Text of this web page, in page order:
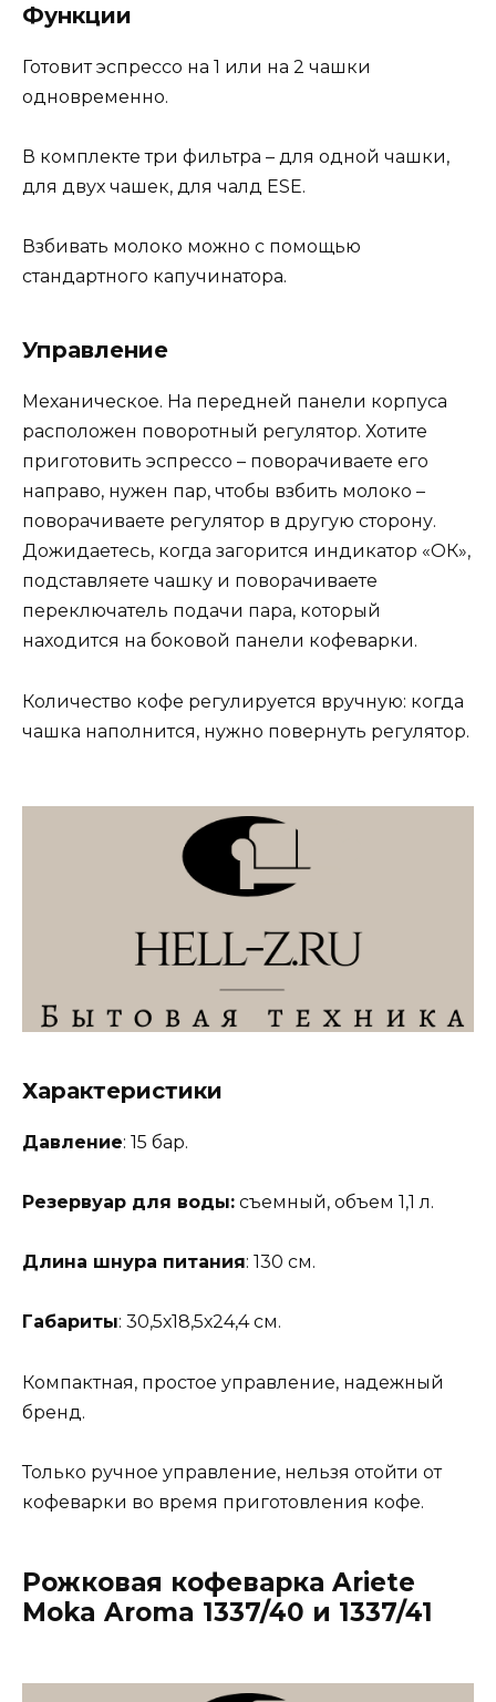
Функции
Готовит эспрессо на 1 или на 2 чашки
одновременно.
В комплекте три фильтра – для одной чашки,
для двух чашек, для чалд ESE.
Взбивать молоко можно с помощью
стандартного капучинатора.
Управление
Механическое. На передней панели корпуса
расположен поворотный регулятор. Хотите
приготовить эспрессо – поворачиваете его
направо, нужен пар, чтобы взбить молоко –
поворачиваете регулятор в другую сторону.
Дожидаетесь, когда загорится индикатор «ОК»,
подставляете чашку и поворачиваете
переключатель подачи пара, который
находится на боковой панели кофеварки.
Количество кофе регулируется вручную: когда
чашка наполнится, нужно повернуть регулятор.
Характеристики
Давление: 15 бар.
Резервуар для воды: съемный, объем 1,1 л.
Длина шнура питания: 130 см.
Габариты: 30,5х18,5х24,4 см.
Компактная, простое управление, надежный
бренд.
Только ручное управление, нельзя отойти от
кофеварки во время приготовления кофе.
Рожковая кофеварка Ariete
Moka Aroma 1337/40 и 1337/41